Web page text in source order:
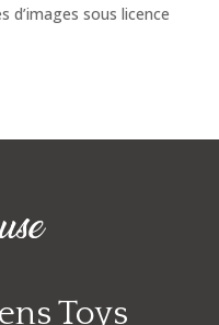
d’images sous licence
Toys